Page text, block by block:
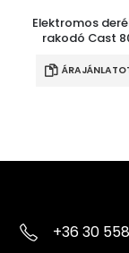
Elektromos
rakodó Cast
+36 30